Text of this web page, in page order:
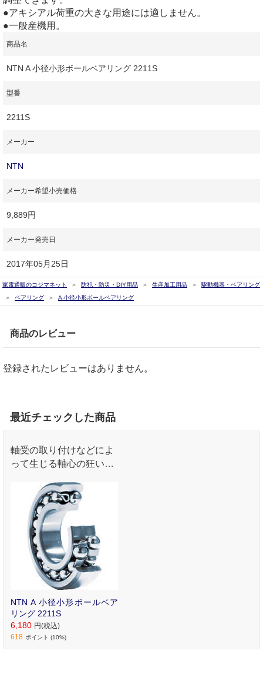
●アキシアル荷重の大きな用途には適しません。
●一般産機用。
商品名
NTN A 小径小形ボールベアリング 2211S
型番
2211S
メーカー
NTN
メーカー希望小売価格
9,889円
メーカー発売日
2017年05月25日
家電通販のコジマネット 防犯・防災・DIY用品 生産加工用品
駆動機器・ベアリング
ベアリング
A 小径小形ボールベアリング
商品のレビュー
登録されたレビューはありません。
最近チェックした商品
軸受の取り付けなどによ
って生じる軸心の狂いを
NTN A 小径小形ボールベア
リング 2211S
6,180 円(税込)
618 ポイント (10%)